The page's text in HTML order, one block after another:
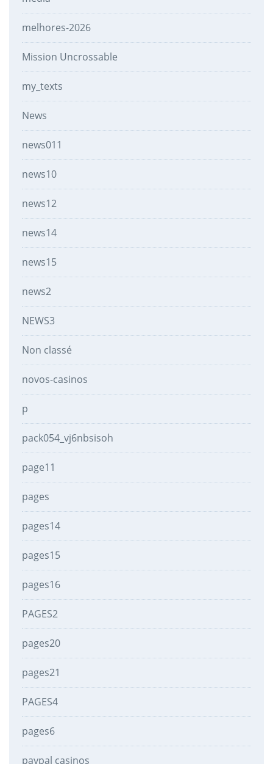
melhores-2026
Mission Uncrossable
my_texts
News
news011
news10
news12
news14
news15
news2
NEWS3
Non classé
novos-casinos
p
pack054_vj6nbsisoh
page11
pages
pages14
pages15
pages16
PAGES2
pages20
pages21
PAGES4
pages6
paypal casinos